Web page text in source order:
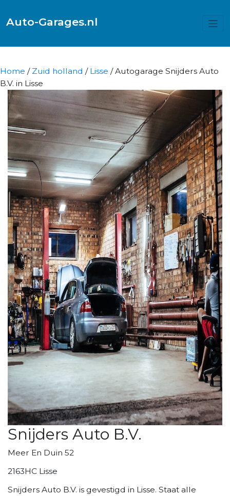
Auto-Garages.nl
Home / Zuid holland / Lisse / Autogarage Snijders Auto
B.V. in Lisse
Snijders Auto B.V.
Meer En Duin 52
2163HC Lisse
Snijders Auto B.V. is gevestigd in Lisse. Staat alle